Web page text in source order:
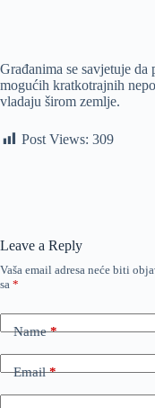
Građanima se savjetuje
mogućih kratkotrajnih
vladaju širom zemlje.
Post Views: 309
Leave a Reply
Vaša email adresa neće biti
sa *
Name*
Email*